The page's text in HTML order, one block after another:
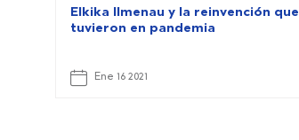
Elkika Ilmenau y la reinvención que
tuvieron en pandemia
Ene 16 2021